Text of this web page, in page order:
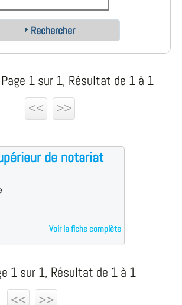
Rechercher
1 sur 1, Résultat de 1 à 1
<<
>>
de notariat
Voir la fiche complète
1 sur 1, Résultat de 1 à 1
<<
>>